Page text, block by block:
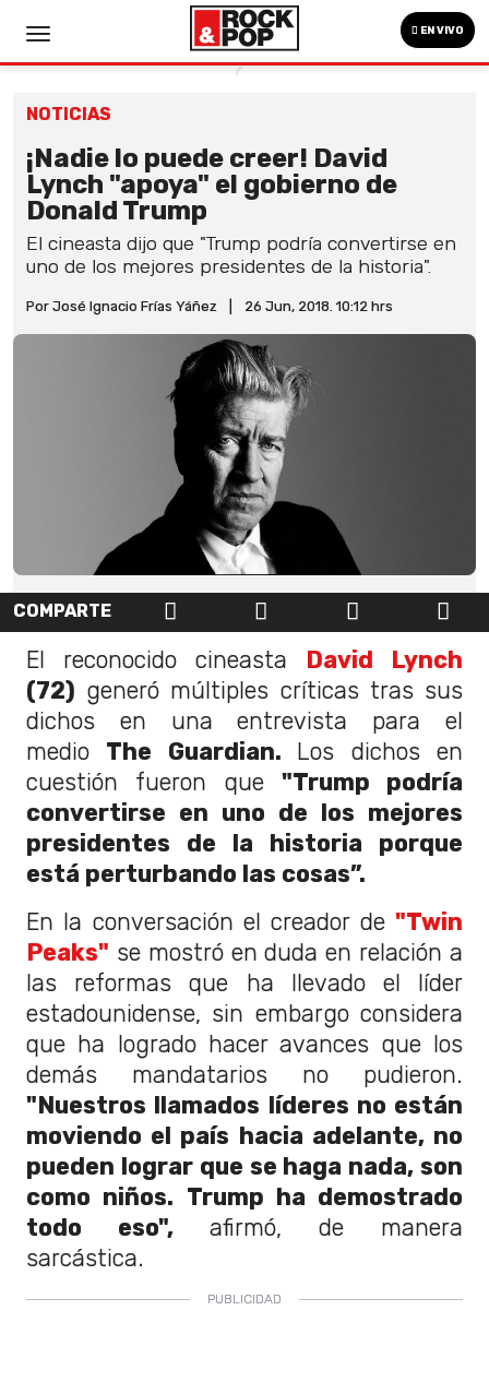
EN VIVO
NOTICIAS
¡Nadie lo puede creer! David
Lynch "apoya" el gobierno de
Donald Trump
El cineasta dijo que "Trump podría convertirse en
uno de los mejores presidentes de la historia".
Por José Ignacio Frías Yáñez 26 Jun, 2018. 10:12 hrs
COMPARTE
El reconocido cineasta David Lynch
(72) generó múltiples críticas tras sus
dichos en una entrevista para el
medio The Guardian. Los dichos en
cuestión fueron que "Trump podría
convertirse en uno de los mejores
presidentes de la historia porque
está perturbando las cosas”.
En la conversación el creador de "Twin
Peaks" se mostró en duda en relación a
las reformas que ha llevado el líder
estadounidense, sin embargo considera
que ha logrado hacer avances que los
demás mandatarios no pudieron.
"Nuestros llamados líderes no están
moviendo el país hacia adelante, no
pueden lograr que se haga nada, son
como niños. Trump ha demostrado
todo eso", afirmó, de manera
sarcástica.